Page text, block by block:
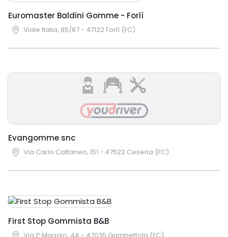
Euromaster Baldini Gomme - Forlì
Viale Italia, 85/87 - 47122 Forlì (FC)
Evangomme snc
Via Carlo Cattaneo, 151 - 47522 Cesena (FC)
First Stop Gommista B&B